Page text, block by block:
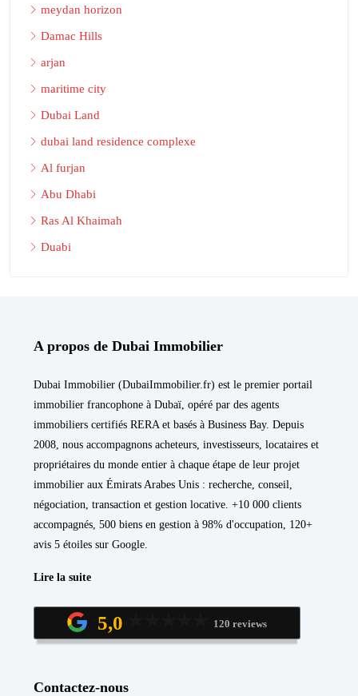
meydan horizon
Damac Hills
arjan
maritime city
Dubai Land
dubai land residence complexe
Al furjan
Abu Dhabi
Ras Al Khaimah
Duabi
A propos de Dubai Immobilier
Dubai Immobilier (DubaiImmobilier.fr) est le premier portail
immobilier francophone à Dubaï, opéré par des agents
immobiliers certifiés RERA et basés à Business Bay. Depuis
2008, nous accompagnons acheteurs, investisseurs, locataires et
propriétaires du monde entier à chaque étape de leur projet
immobilier aux Émirats Arabes Unis : recherche, conseil,
négociation, transaction et gestion locative. +10 000 clients
accompagnés, 500 biens en gestion à 98% d'occupation, 120+
avis 5 étoiles sur Google.
Lire la suite
5,0 120 reviews
Contactez-nous